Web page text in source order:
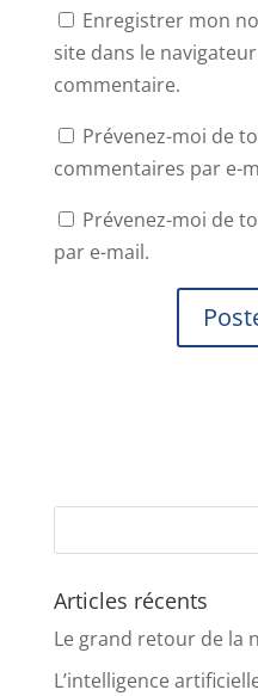
Enregistrer mon
site dans le
commentaire.
Prévenez-moi de
commentaires par e-
Prévenez-moi de
par e-mail.
Articles récents
Le grand retour de la
L’intelligence